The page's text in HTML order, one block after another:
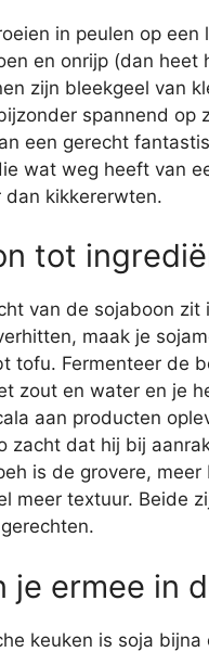
in peulen op
en onrijp (dan
zijn bleekgeel van
spannend op
een gerecht
wat weg heeft van
dan kikkererwten.
tot
van de sojaboon
maak je
tofu. Fermenteer de
zout en water en je
aan producten
zacht dat hij bij
is de grovere,
meer textuur. Beide
je ermee in
keuken is soja